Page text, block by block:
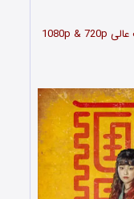
کافه مینامدانگ ۲۰۲۲ با کیفیت عالی 1080p & 720p